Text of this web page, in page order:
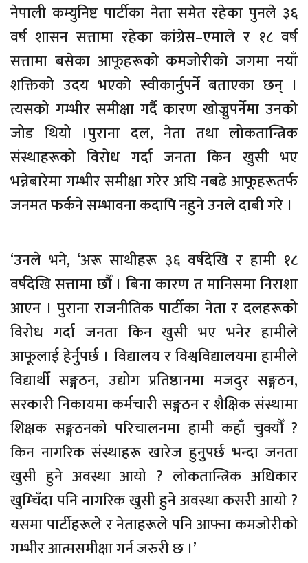
नेपाली कम्युनिष्ट पार्टीका नेता समेत रहेका पुनले ३६
वर्ष शासन सत्तामा रहेका कांग्रेस–एमाले र १८ वर्ष
सत्तामा बसेका आफूहरूको कमजोरीको जगमा नयाँ
शक्तिको उदय भएको स्वीकार्नुपर्ने बताएका छन् ।
त्यसको गम्भीर समीक्षा गर्दै कारण खोज्नुपर्नेमा उनको
जोड थियो ।पुराना दल, नेता तथा लोकतान्त्रिक
संस्थाहरूको विरोध गर्दा जनता किन खुसी भए
भन्नेबारेमा गम्भीर समीक्षा गरेर अघि नबढे आफूहरूतर्फ
जनमत फर्कने सम्भावना कदापि नहुने उनले दाबी गरे ।
‘उनले भने, ‘अरू साथीहरू ३६ वर्षदेखि र हामी १८
वर्षदेखि सत्तामा छौँ । बिना कारण त मानिसमा निराशा
आएन । पुराना राजनीतिक पार्टीका नेता र दलहरूको
विरोध गर्दा जनता किन खुसी भए भनेर हामीले
आफूलाई हेर्नुपर्छ । विद्यालय र विश्वविद्यालयमा हामीले
विद्यार्थी सङ्गठन, उद्योग प्रतिष्ठानमा मजदुर सङ्गठन,
सरकारी निकायमा कर्मचारी सङ्गठन र शैक्षिक संस्थामा
शिक्षक सङ्गठनको परिचालनमा हामी कहाँ चुक्यौँ ?
किन नागरिक संस्थाहरू खारेज हुनुपर्छ भन्दा जनता
खुसी हुने अवस्था आयो ? लोकतान्त्रिक अधिकार
खुम्चिँदा पनि नागरिक खुसी हुने अवस्था कसरी आयो ?
यसमा पार्टीहरूले र नेताहरूले पनि आफ्ना कमजोरीको
गम्भीर आत्मसमीक्षा गर्न जरुरी छ ।’